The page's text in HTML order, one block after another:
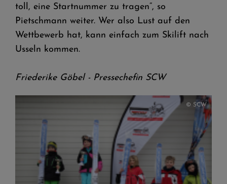
toll, eine Startnummer zu tragen“, so
Pietschmann weiter. Wer also Lust auf den
Wettbewerb hat, kann einfach zum Skilift nach
Usseln kommen.
Friederike Göbel - Pressechefin SCW
© SCW